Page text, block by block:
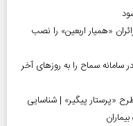
«همیار اربعین» را نصب
| ثبت‌نام در سامانه سماح را به روز‌های آخر
طرح «پرستار پیگیر» | شناسایی